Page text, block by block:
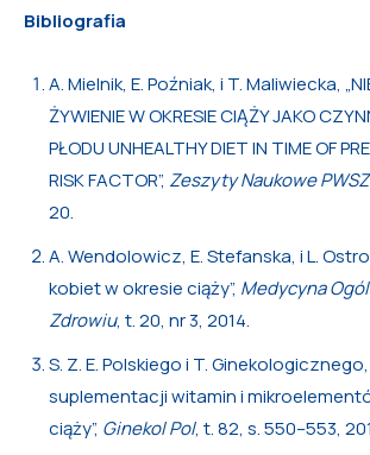
Bibliografia
A. Mielnik, E. Poźniak, i T. Maliwiecka,
ŻYWIENIE W OKRESIE CIĄŻY JAKO
PŁODU UNHEALTHY DIET IN TIME OF
RISK FACTOR”, Zeszyty Naukowe
20.
A. Wendolowicz, E. Stefanska, i L.
kobiet w okresie ciąży”, Medycyna
Zdrowiu, t. 20, nr 3, 2014.
S. Z. E. Polskiego i T.
suplementacji witamin i
ciąży”, Ginekol Pol, t. 82, s. 550–553,